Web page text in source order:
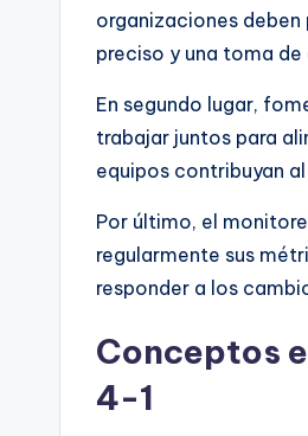
organizaciones
preciso y una toma
En segundo lugar,
trabajar juntos para
equipos contribuyan
Por último, el
regularmente sus
responder a los
Conceptos
4-1